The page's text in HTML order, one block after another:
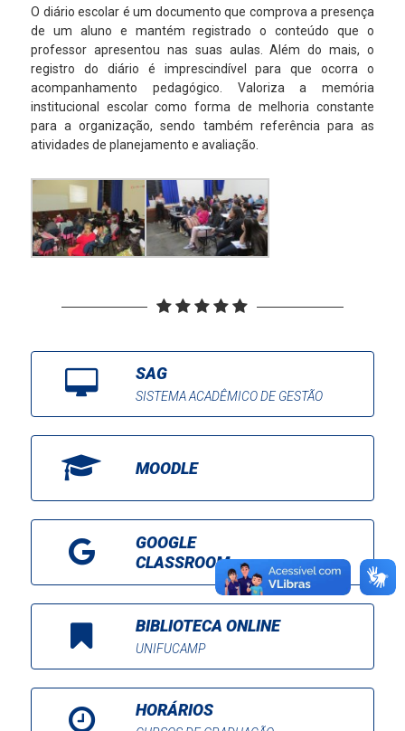
O diário escolar é um documento que comprova a presença
de um aluno e mantém registrado o conteúdo que o
professor apresentou nas suas aulas. Além do mais, o
registro do diário é imprescindível para que ocorra o
acompanhamento pedagógico. Valoriza a memória
institucional escolar como forma de melhoria constante
para a organização, sendo também referência para as
atividades de planejamento e avaliação.
SAG
SISTEMA ACADÊMICO DE GESTÃO
MOODLE
GOOGLE
CLASSROOM
BIBLIOTECA ONLINE
UNIFUCAMP
HORÁRIOS